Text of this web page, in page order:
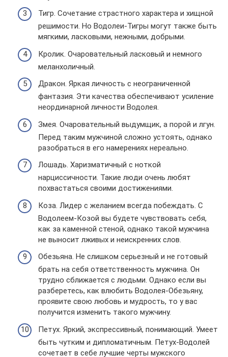
Тигр. Сочетание страстного характера и хищной
решимости. Но Водолеи-Тигры могут также быть
мягкими, ласковыми, нежными, добрыми.
Кролик. Очаровательный ласковый и немного
меланхоличный.
Дракон. Яркая личность с неограниченной
фантазия. Эти качества обеспечивают усиление
неординарной личности Водолея.
Змея. Очаровательный выдумщик, а порой и лгун.
Перед таким мужчиной сложно устоять, однако
разобраться в его намерениях нереально.
Лошадь. Харизматичный с ноткой
нарциссичности. Такие люди очень любят
похвастаться своими достижениями.
Коза. Лидер с желанием всегда побеждать. С
Водолеем-Козой вы будете чувствовать себя,
как за каменной стеной, однако такой мужчина
не выносит лживых и неискренних слов.
Обезьяна. Не слишком серьезный и не готовый
брать на себя ответственность мужчина. Он
трудно сближается с людьми. Однако если вы
разберетесь, как влюбить Водолея-Обезьяну,
проявите свою любовь и мудрость, то у вас
получится изменить такого мужчину.
Петух. Яркий, экспрессивный, понимающий. Умеет
быть чутким и дипломатичным. Петух-Водолей
сочетает в себе лучшие черты мужского